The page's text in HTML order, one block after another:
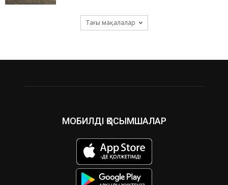
Тағы мақалалар
МОБИЛДІ ҚОСЫМШАЛАР